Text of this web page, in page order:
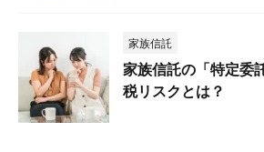
家族信託
家族信託の「特定委
税リスクとは？